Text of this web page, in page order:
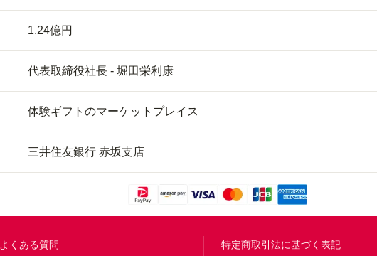
1.24億円
代表取締役社長 - 堀田栄利康
体験ギフトのマーケットプレイス
三井住友銀行 赤坂支店
よくある質問 特定商取引法に基づく表記